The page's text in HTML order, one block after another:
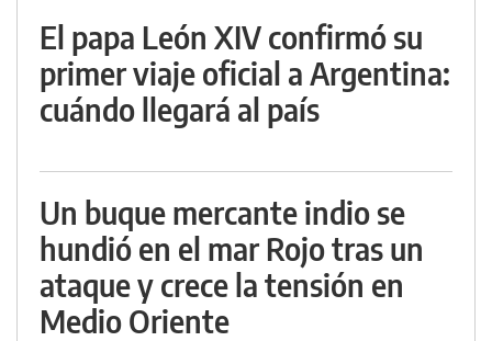
El papa León XIV confirmó su
primer viaje oficial a Argentina:
cuándo llegará al país
Un buque mercante indio se
hundió en el mar Rojo tras un
ataque y crece la tensión en
Medio Oriente